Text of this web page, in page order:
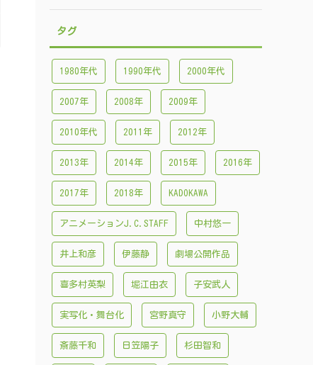
タグ
1980年代 1990年代 2000年代
2007年 2008年 2009年
2010年代 2011年 2012年
2013年 2014年 2015年 2016年
2017年 2018年 KADOKAWA
アニメーションJ.C.STAFF 中村悠一
井上和彦 伊藤静 劇場公開作品
喜多村英梨 堀江由衣 子安武人
実写化・舞台化 宮野真守 小野大輔
斎藤千和 日笠陽子 杉田智和